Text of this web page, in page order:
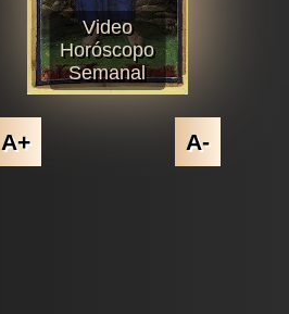
Video
Horóscopo
Semanal
A+ A-